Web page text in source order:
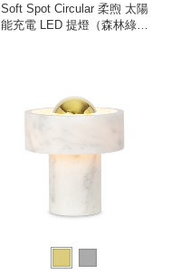
Soft Spot Circular 柔煦 太陽
能充電 LED 提燈（森林綠、